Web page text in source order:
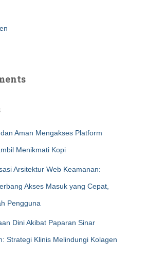
Aman Mengakses Platform
Menikmati Kopi
Arsitektur Web Keamanan:
Akses Masuk yang Cepat,
Pengguna
Dini Akibat Paparan Sinar
Strategi Klinis Melindungi Kolagen